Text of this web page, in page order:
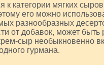
к категории мягких
его можно
разнообразных
от добавок, может
сыр необыкновенно
гурмана.